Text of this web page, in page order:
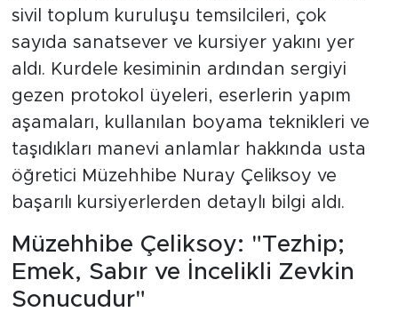
sivil toplum kuruluşu temsilcileri, çok
sayıda sanatsever ve kursiyer yakını yer
aldı. Kurdele kesiminin ardından sergiyi
gezen protokol üyeleri, eserlerin yapım
aşamaları, kullanılan boyama teknikleri ve
taşıdıkları manevi anlamlar hakkında usta
öğretici Müzehhibe Nuray Çeliksoy ve
başarılı kursiyerlerden detaylı bilgi aldı.
Müzehhibe Çeliksoy: "Tezhip;
Emek, Sabır ve İncelikli Zevkin
Sonucudur"